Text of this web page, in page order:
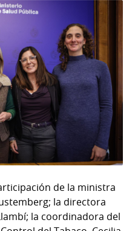
de la ministra
la directora
la coordinadora del